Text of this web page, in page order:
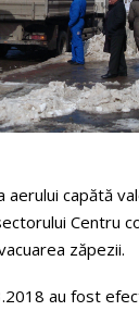
aerului capătă
Centru
zăpezii.
au fost